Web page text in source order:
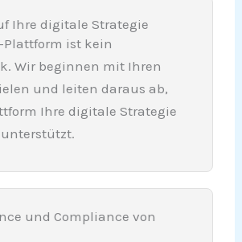
Ihre digitale Strategie
Plattform ist kein
Wir beginnen mit Ihren
und leiten daraus ab,
Ihre digitale Strategie
und Compliance von